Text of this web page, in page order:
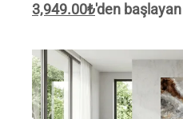
3,949.00₺'den